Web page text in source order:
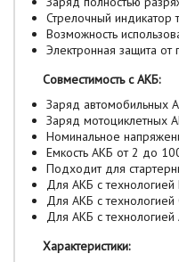
Стрелочный индикатор
Возможность
Электронная защита от
Совместимость с АКБ:
Заряд автомобильных
Заряд мотоциклетных
Номинальное
Емкость АКБ от 2 до
Подходит для
Для АКБ с технологией
Для АКБ с технологией
Для АКБ с
Характеристики: